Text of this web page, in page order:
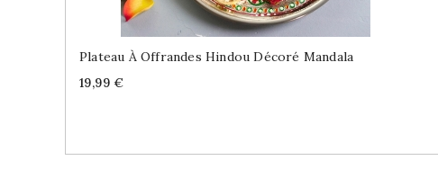
Plateau À Offrandes Hindou Décoré Mandala
Price
19,99 €